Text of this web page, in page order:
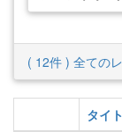
( 12件 ) 全ての
タイ